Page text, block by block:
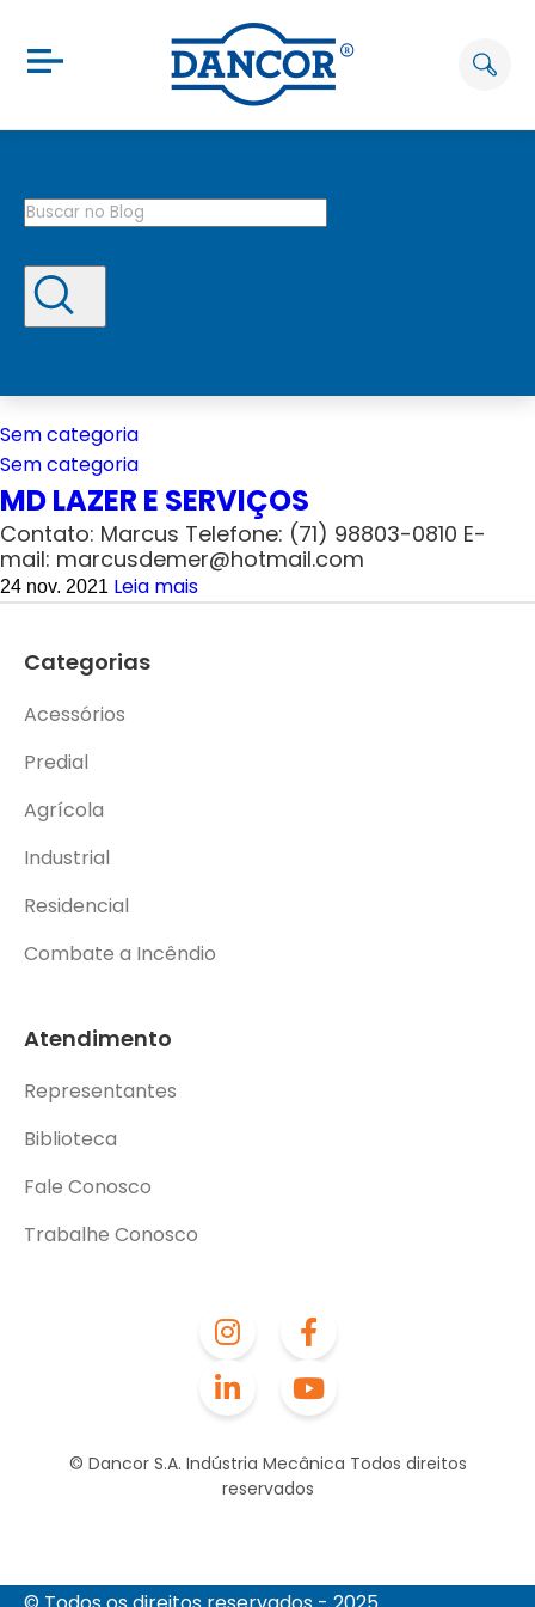
Sem categoria
Sem categoria
MD LAZER E SERVIÇOS
Contato: Marcus Telefone: (71) 98803-0810 E-
mail: marcusdemer@hotmail.com
24 nov. 2021 Leia mais
© Dancor S.A. Indústria Mecânica Todos direitos
reservados
Categorias
Acessórios
Predial
Agrícola
Industrial
Residencial
Combate a Incêndio
Atendimento
Representantes
Biblioteca
Fale Conosco
Trabalhe Conosco